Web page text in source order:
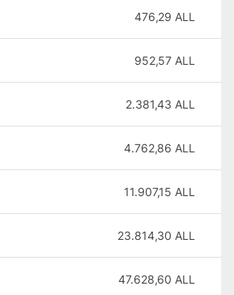
476,29 ALL
952,57 ALL
2.381,43 ALL
4.762,86 ALL
11.907,15 ALL
23.814,30 ALL
47.628,60 ALL